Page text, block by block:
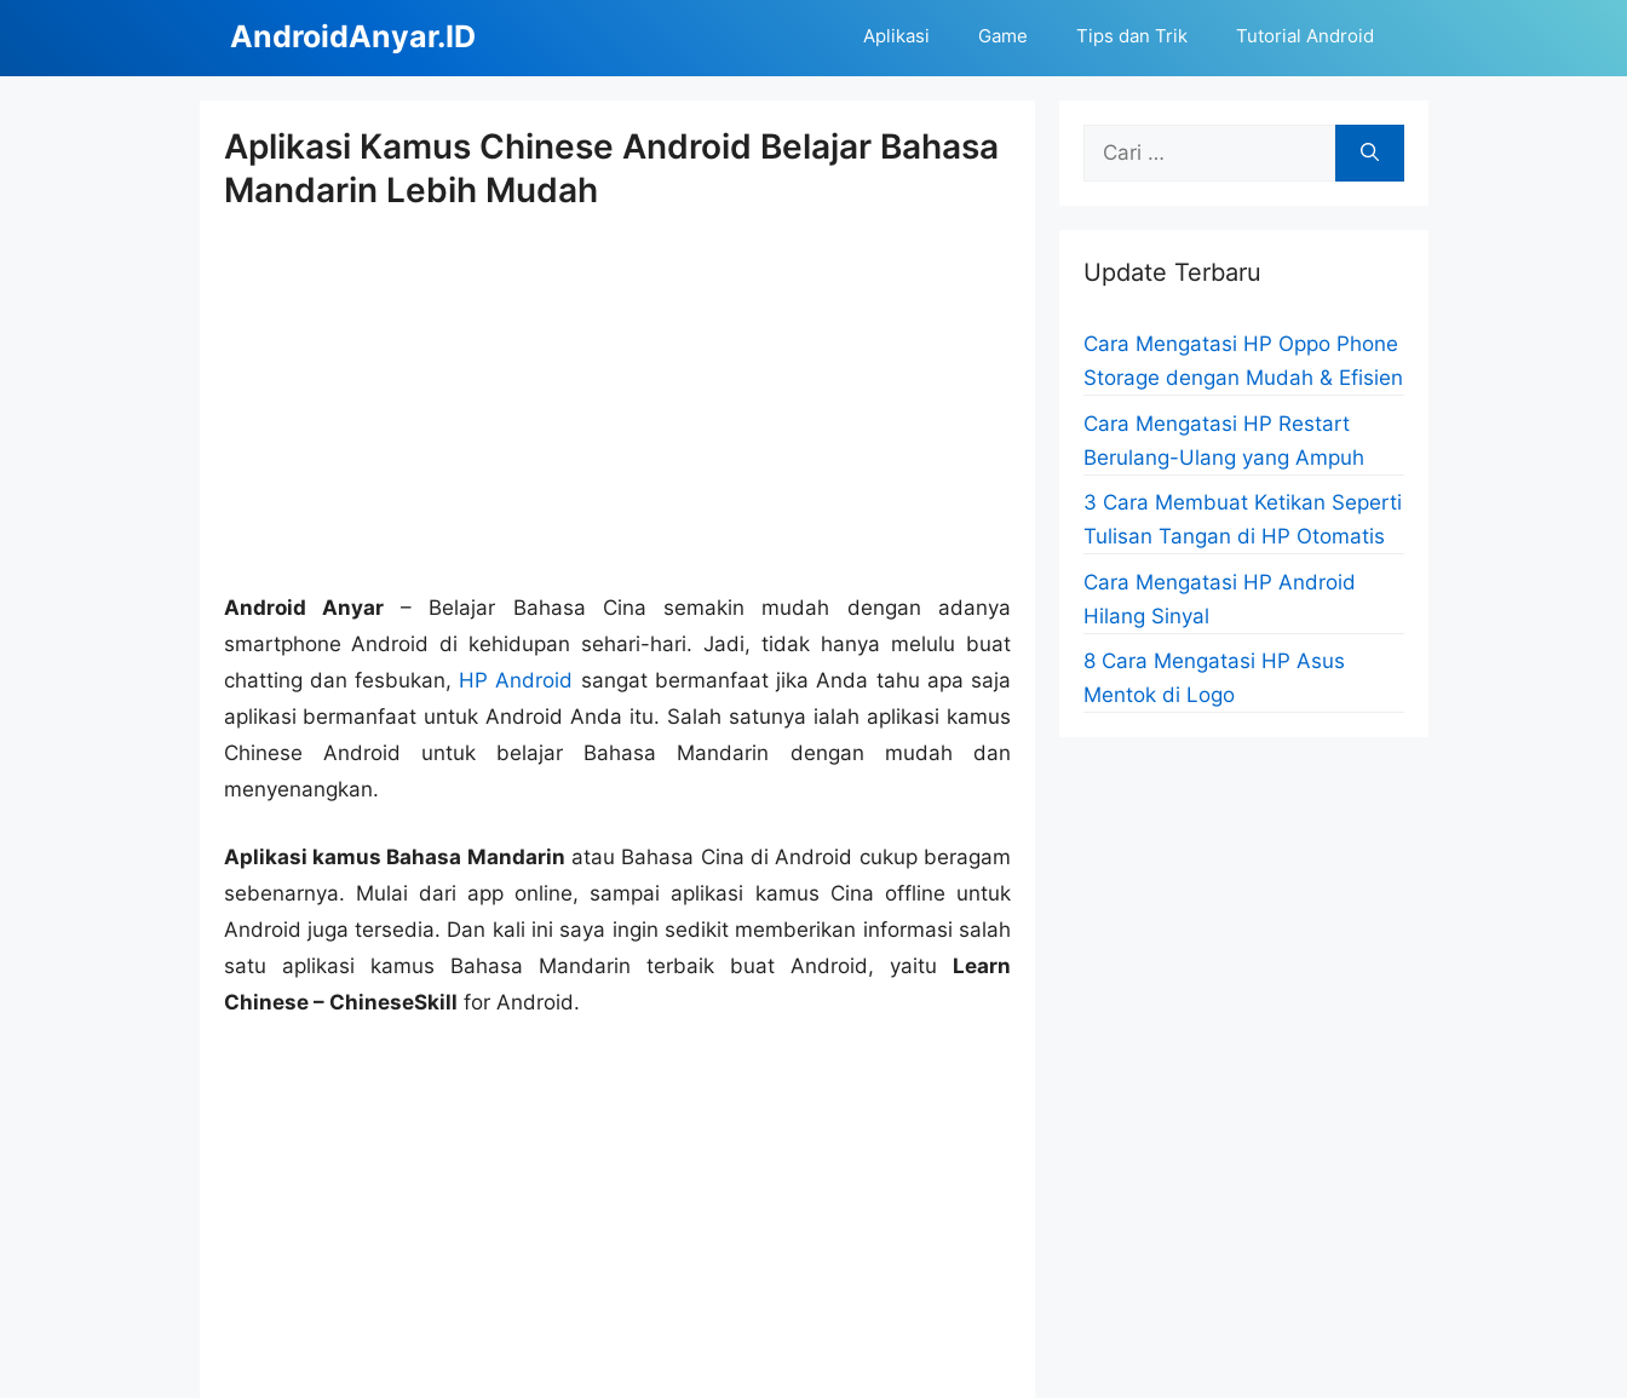
isi
AndroidAnyar.ID Aplikasi Game Tips dan Trik Tutorial Android
Aplikasi Kamus Chinese Android Belajar Bahasa
Mandarin Lebih Mudah
Android Anyar– Belajar Bahasa Cina semakin mudah dengan adanya
smartphone Android di kehidupan sehari-hari. Jadi, tidak hanya melulu buat
chatting dan fesbukan, HP Android sangat bermanfaat jika Anda tahu apa saja
aplikasi bermanfaat untuk Android Anda itu. Salah satunya ialah aplikasi kamus
Chinese Android untuk belajar Bahasa Mandarin dengan mudah dan
menyenangkan.
Aplikasi kamus Bahasa Mandarin atau Bahasa Cina di Android cukup beragam
sebenarnya. Mulai dari app online, sampai aplikasi kamus Cina offline untuk
Android juga tersedia. Dan kali ini saya ingin sedikit memberikan informasi salah
satu aplikasi kamus Bahasa Mandarin terbaik buat Android, yaitu Learn
Chinese – ChineseSkill for Android.
Cari
Update Terbaru
Cara Mengatasi HP Oppo Phone
Storage dengan Mudah & Efisien
Cara Mengatasi HP Restart
Berulang-Ulang yang Ampuh
3 Cara Membuat Ketikan Seperti
Tulisan Tangan di HP Otomatis
Cara Mengatasi HP Android
Hilang Sinyal
8 Cara Mengatasi HP Asus
Mentok di Logo